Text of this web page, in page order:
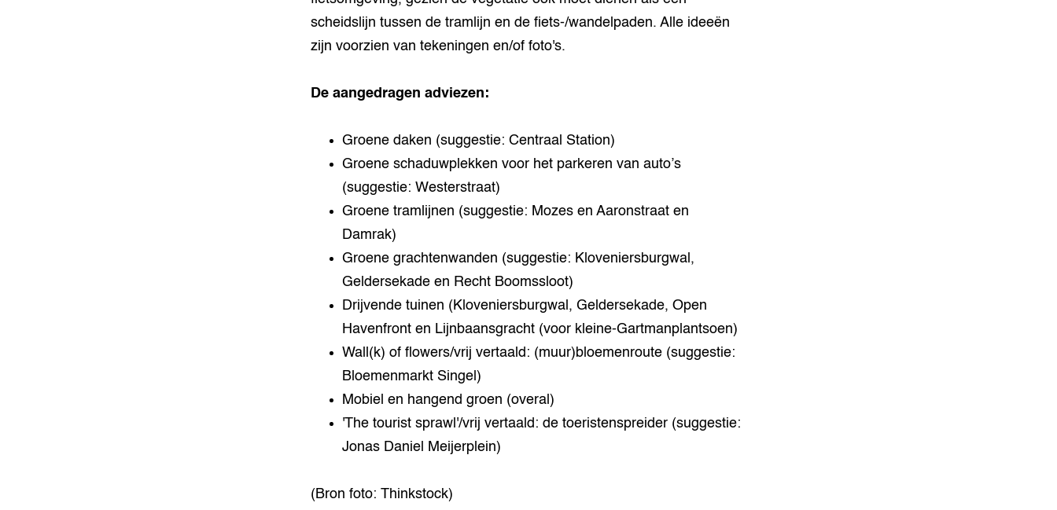
scheidslijn tussen de tramlijn en de fiets-/wandelpaden. Alle ideeën
zijn voorzien van tekeningen en/of foto's.
De aangedragen adviezen:
Groene daken (suggestie: Centraal Station)
Groene schaduwplekken voor het parkeren van auto’s
(suggestie: Westerstraat)
Groene tramlijnen (suggestie: Mozes en Aaronstraat en
Damrak)
Groene grachtenwanden (suggestie: Kloveniersburgwal,
Geldersekade en Recht Boomssloot)
Drijvende tuinen (Kloveniersburgwal, Geldersekade, Open
Havenfront en Lijnbaansgracht (voor kleine-Gartmanplantsoen)
Wall(k) of flowers/vrij vertaald: (muur)bloemenroute (suggestie:
Bloemenmarkt Singel)
Mobiel en hangend groen (overal)
'The tourist sprawl'/vrij vertaald: de toeristenspreider (suggestie:
Jonas Daniel Meijerplein)
(Bron foto: Thinkstock)